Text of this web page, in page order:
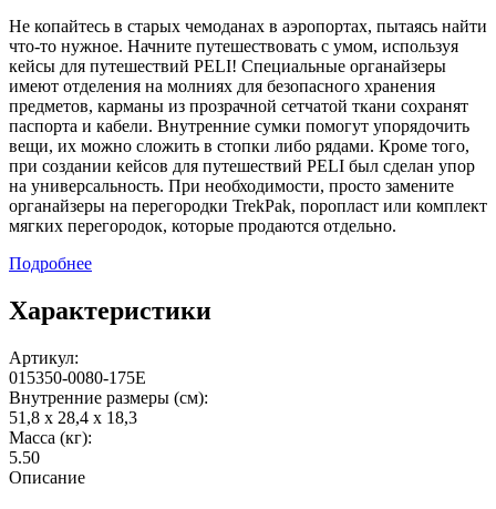
Не копайтесь в старых чемоданах в аэропортах, пытаясь найти
что-то нужное. Начните путешествовать с умом, используя
кейсы для путешествий PELI! Специальные органайзеры
имеют отделения на молниях для безопасного хранения
предметов, карманы из прозрачной сетчатой ткани сохранят
паспорта и кабели. Внутренние сумки помогут упорядочить
вещи, их можно сложить в стопки либо рядами. Кроме того,
при создании кейсов для путешествий PELI был сделан упор
на универсальность. При необходимости, просто замените
органайзеры на перегородки TrekPak, поропласт или комплект
мягких перегородок, которые продаются отдельно.
Подробнее
Характеристики
Артикул:
015350-0080-175E
Внутренние размеры (см):
51,8 x 28,4 x 18,3
Масса (кг):
5.50
Описание